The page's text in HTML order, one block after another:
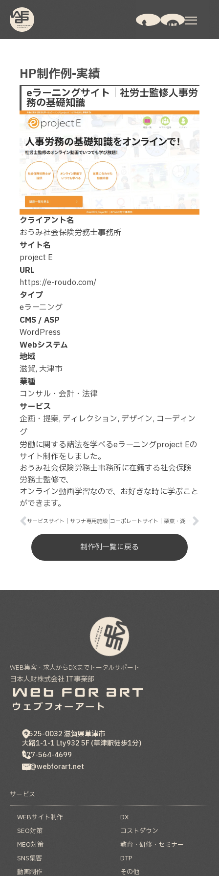
HP制作例-実績
eラーニングサイト｜社労士監修人事労
務の基礎知識
クライアント名
おうみ社会保険労務士事務所
サイト名
project E
URL
https://e-roudo.com/
タイプ
eラーニング
CMS / ASP
WordPress
Webシステム
地域
滋賀, 大津市
業種
コンサル・会計・法律
サービス
企画・提案, ディレクション, デザイン, コーディン
グ
労働に関する諸法を学べるeラーニングproject Eの
サイト制作をしました。
おうみ社会保険労務士事務所に在籍する社会保険
労務士監修で、
オンライン動画学習なので、お好きな時に学ぶこと
ができます。
サービスサイト｜サウナ専用施設 コーポレートサイト｜栗東・湖南エリア専門のテナントを扱う不動産会社
制作例一覧に戻る
WEB集客・求人からDXまでトータルサポート
日本人財株式会社 IT事業部
〒525-0032滋賀県草津市
大路1-1-1 Lty932 5F (草津駅徒歩1分)
077-564-4699
hp@webforart.net
サービス
WEBサイト制作
SEO対策
MEO対策
SNS集客
動画制作
DX
コストダウン
教育・研修・セミナー
DTP
その他